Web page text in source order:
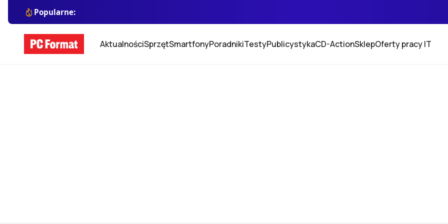
Popularne:
AktualnościSprzętSmartfonyPoradnikiTestyPublicystykaCD-ActionSklepOferty pracy IT